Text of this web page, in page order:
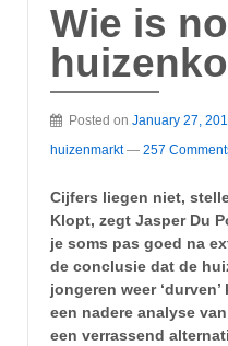
Wie is
Posted on January 27,
huizenmarkt — 257
Cijfers liegen niet,
Klopt, zegt Jasper Du
je soms pas goed na
de conclusie dat de
jongeren weer
een nadere analyse
een verrassend